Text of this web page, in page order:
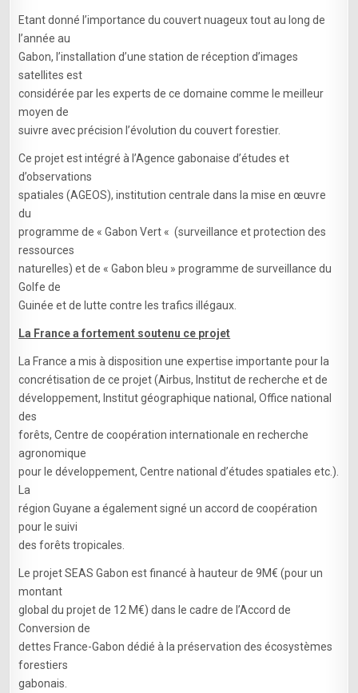
Etant donné l’importance du couvert nuageux tout au long de
l’année au
Gabon, l’installation d’une station de réception d’images
satellites est
considérée par les experts de ce domaine comme le meilleur
moyen de
suivre avec précision l’évolution du couvert forestier.
Ce projet est intégré à l’Agence gabonaise d’études et
d’observations
spatiales (AGEOS), institution centrale dans la mise en œuvre
du
programme de « Gabon Vert « (surveillance et protection des
ressources
naturelles) et de « Gabon bleu » programme de surveillance du
Golfe de
Guinée et de lutte contre les trafics illégaux.
La France a fortement soutenu ce projet
La France a mis à disposition une expertise importante pour la
concrétisation de ce projet (Airbus, Institut de recherche et de
développement, Institut géographique national, Office national
des
forêts, Centre de coopération internationale en recherche
agronomique
pour le développement, Centre national d’études spatiales etc.).
La
région Guyane a également signé un accord de coopération
pour le suivi
des forêts tropicales.
Le projet SEAS Gabon est financé à hauteur de 9M€ (pour un
montant
global du projet de 12 M€) dans le cadre de l’Accord de
Conversion de
dettes France-Gabon dédié à la préservation des écosystèmes
forestiers
gabonais.